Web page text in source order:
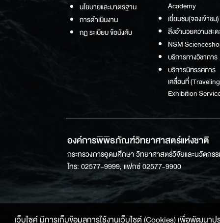
นโยบายและมาตรฐาน
การดำเนินงาน
กฏ ระเบียบ ข้อบังคับ
Academy
เยี่ยมชม(จองเข้าชม)
สิ่งอำนวยความสะ
NSM
บริการทางวิชาการ
บริการนิทรรศการ
เคลื่อนที่ (Traveling
Exhibition
องค์การพิพิธภัณฑ์วิทยาศาสตร์แห่งชาติ
กระทรวงการอุดมศึกษา วิทยาศาสตร์วิจัยและนวัตก
โทร: 02577-9999, แฟกซ์ 02577-9900
เว็บไซค์ มีการเก็บข้อมูลการใช้งานเว็บไซต์ (Cookies) เพื่อพัฒน